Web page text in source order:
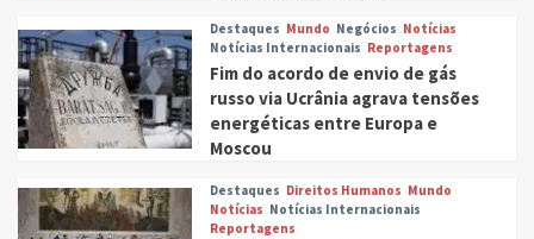
Destaques Mundo Negócios Notícias
Notícias Internacionais Reportagens
Fim do acordo de envio de gás
russo via Ucrânia agrava tensões
energéticas entre Europa e
Moscou
Destaques Direitos Humanos Mundo
Notícias Notícias Internacionais
Reportagens